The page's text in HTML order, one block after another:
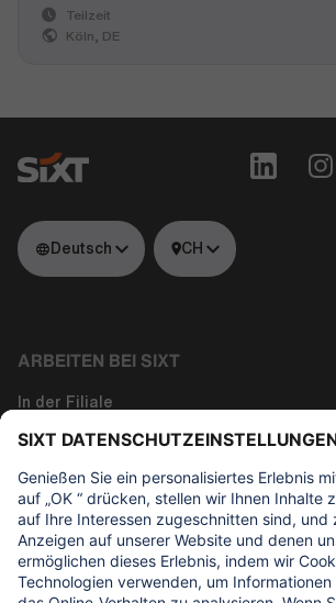
Teilzeit
Köln, DE
Deutsch CH
ARBEITEN BEI SIXT
In der Filiale
Tech
Corporate Functions
About us
WAS UNS WICHTIG IST